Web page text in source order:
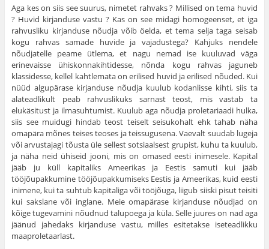
Aga kes on siis see suurus, nimetet rahvaks ? Millised on tema huvid
? Huvid kirjanduse vastu ? Kas on see midagi homogeenset, et iga
rahvusliku kirjanduse nõudja võib öelda, et tema selja taga seisab
kogu rahvas samade huvide ja vajadustega? Kahjuks nendele
nõudjatelle peame ütlema, et nagu nemad ise kuuluvad väga
erinevaisse ühiskonna­kihtidesse, nõnda kogu rahvas jaguneb
klassidesse, kellel kahtlemata on erilised huvid ja erilised nõuded. Kui
nüüd algupärase kirjanduse nõudja kuulub kodanlisse kihti, siis ta
alateadlikult peab rahvuslikuks sarnast teost, mis vastab ta
elukäsitust ja ilmasuhtumist. Kuulub aga nõudja proletariaadi hulka,
siis see muidugi hindab teost teiselt seisukohalt ehk tahab näha
omapära mõnes teises teoses ja teissugusena. Vaevalt suudab lugeja
või arvustajagi tõusta üle sellest sotsiaalsest grupist, kuhu ta kuulub,
ja näha neid ühiseid jooni, mis on omased eesti inimesele. Kapital
jääb ju küll kapitaliks Ameerikas ja Eestis samuti kui jääb
tööjõupakkumine tööjõupakkumiseks Eestis ja Ameerikas, kuid eesti
inimene, kui ta suhtub kapitaliga või tööjõuga, liigub siiski pisut teisiti
kui sakslane või inglane. Meie omapärase kirjanduse nõudjad on
kõige tugevamini nõudnud talu­poega ja küla. Selle juures on nad aga
jäänud jahedaks kirjanduse vastu, milles esitetakse iseteadlikku
maaproletaarlast.